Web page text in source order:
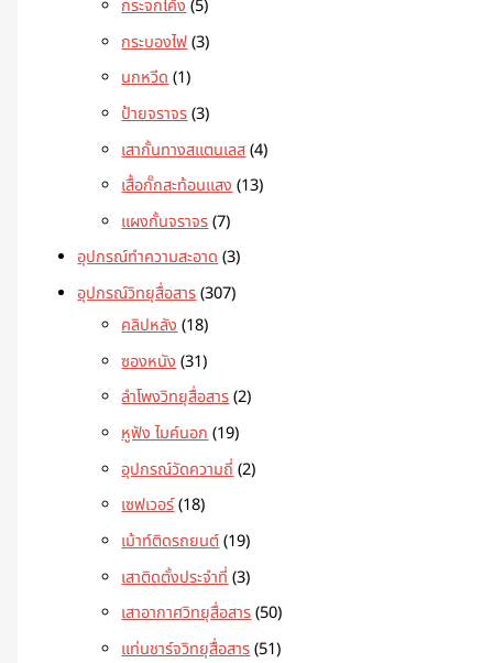
กระจกโค้ง 5
กระบองไฟ 3
นกหวีด 1
ป้ายจราจร 3
เสากั้นทางสแตนเลส 4
เสื้อกั๊กสะท้อนแสง 13
แผงกั้นจราจร 7
อุปกรณ์ทำความสะอาด 3
อุปกรณ์วิทยุสื่อสาร 307
คลิปหลัง 18
ซองหนัง 31
ลำโพงวิทยุสื่อสาร 2
หูฟัง ไมค์นอก 19
อุปกรณ์วัดความถี่ 2
เซฟเวอร์ 18
เม้าท์ติดรถยนต์ 19
เสาติดตั้งประจำที่ 3
เสาอากาศวิทยุสื่อสาร 50
แท่นชาร์จวิทยุสื่อสาร 51